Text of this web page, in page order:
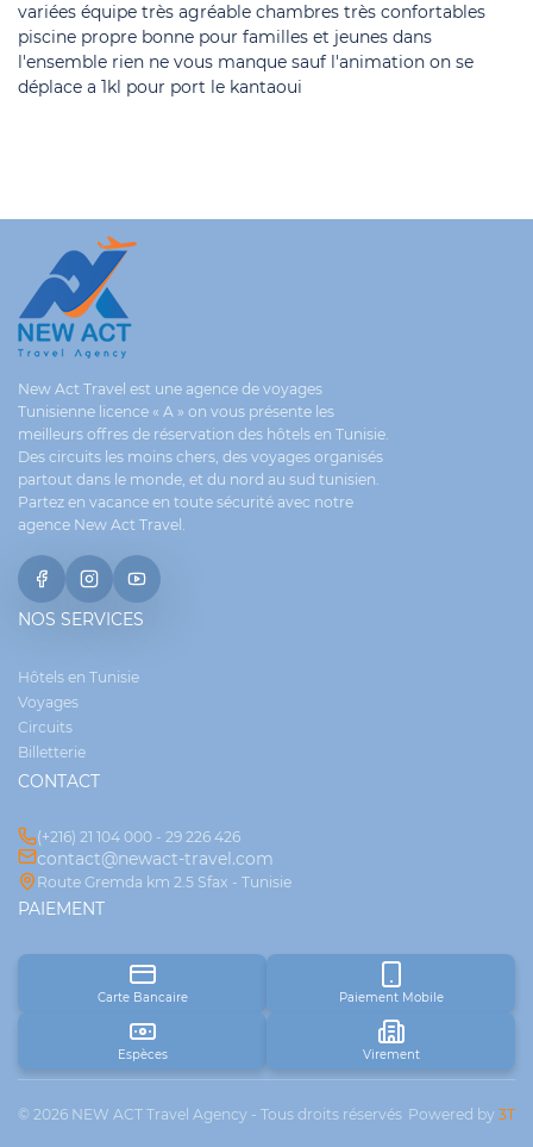
variées équipe très agréable chambres très confortables
piscine propre bonne pour familles et jeunes dans
l'ensemble rien ne vous manque sauf l'animation on se
déplace a 1kl pour port le kantaoui
New Act Travel est une agence de voyages
Tunisienne licence « A » on vous présente les
meilleurs offres de réservation des hôtels en Tunisie.
Des circuits les moins chers, des voyages organisés
partout dans le monde, et du nord au sud tunisien.
Partez en vacance en toute sécurité avec notre
agence New Act Travel.
NOS SERVICES
Hôtels en Tunisie
Voyages
Circuits
Billetterie
CONTACT
(+216) 21 104 000 - 29 226 426
contact@newact-travel.com
Route Gremda km 2.5 Sfax - Tunisie
PAIEMENT
Carte Bancaire Paiement Mobile
Espèces Virement
© 2026 NEW ACT Travel Agency - Tous droits réservés Powered by 3T